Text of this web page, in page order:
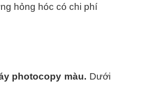
hỏng hóc có chi phí
photocopy màu. Dưới